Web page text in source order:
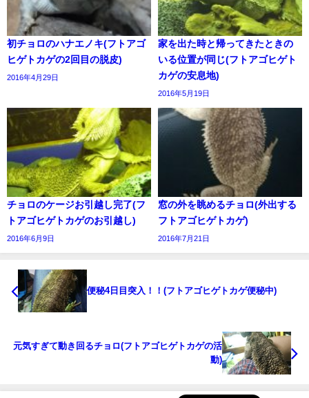
初チョロのハナエノキ(フトアゴ
ヒゲトカゲの2回目の脱皮)
2016年4月29日
家を出た時と帰ってきたときの
いる位置が同じ(フトアゴヒゲト
カゲの安息地)
2016年5月19日
チョロのケージお引越し完了(フ
トアゴヒゲトカゲのお引越し)
2016年6月9日
窓の外を眺めるチョロ(外出する
フトアゴヒゲトカゲ)
2016年7月21日
便秘4日目突入！！(フトアゴヒゲトカゲ便秘中)
元気すぎて動き回るチョロ(フトアゴヒゲトカゲの活
動)